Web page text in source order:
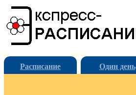
Расписание Один день